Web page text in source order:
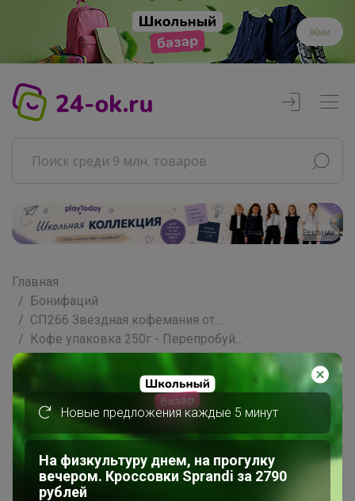
Жми
Реклама
Главная
Бонифаций
СП266 Звездная кофемания от...
Кофе упаковка 250г - Перепробуй...
Кофе Бразилия Сантос 14/16...
Бонифаций
Новые предложения каждые 5 минут
На физкультуру днем, на прогулку
вечером. Кроссовки Sprandi за 2790
рублей